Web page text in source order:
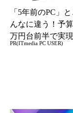
「5年前のPC」と
んなに違う！予
万円台前半で実
る快適PCライフ
PR(ITmedia PC USER)